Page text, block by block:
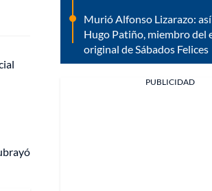
Murió Alfonso Lizarazo:
Hugo Patiño, miembro del
original de Sábados Felices
PUBLICIDAD